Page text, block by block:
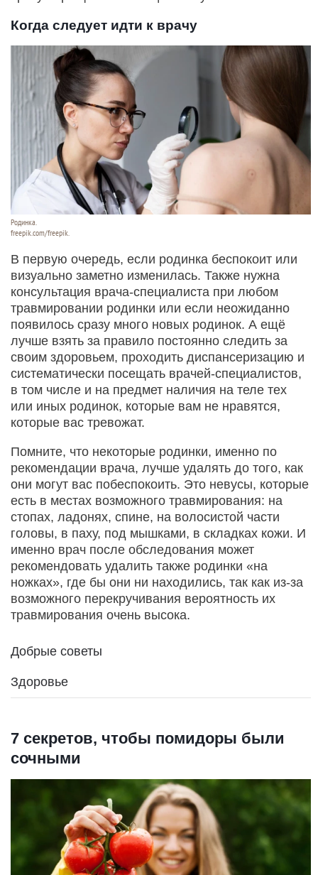
Когда следует идти к врачу
Родинка.
freepik.com/freepik.
В первую очередь, если родинка беспокоит или
визуально заметно изменилась. Также нужна
консультация врача-специалиста при любом
травмировании родинки или если неожиданно
появилось сразу много новых родинок. А ещё
лучше взять за правило постоянно следить за
своим здоровьем, проходить диспансеризацию и
систематически посещать врачей-специалистов,
в том числе и на предмет наличия на теле тех
или иных родинок, которые вам не нравятся,
которые вас тревожат.
Помните, что некоторые родинки, именно по
рекомендации врача, лучше удалять до того, как
они могут вас побеспокоить. Это невусы, которые
есть в местах возможного травмирования: на
стопах, ладонях, спине, на волосистой части
головы, в паху, под мышками, в складках кожи. И
именно врач после обследования может
рекомендовать удалить также родинки «на
ножках», где бы они ни находились, так как из-за
возможного перекручивания вероятность их
травмирования очень высока.
Добрые советы
Здоровье
7 секретов, чтобы помидоры были
сочными